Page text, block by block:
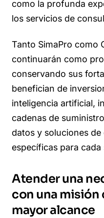
como la profunda
los servicios de
Tanto SimaPro como
continuarán como
conservando sus
benefician de
inteligencia artificial,
cadenas de
datos y soluciones
específicas para cada
Atender una
con una misión
mayor alcance